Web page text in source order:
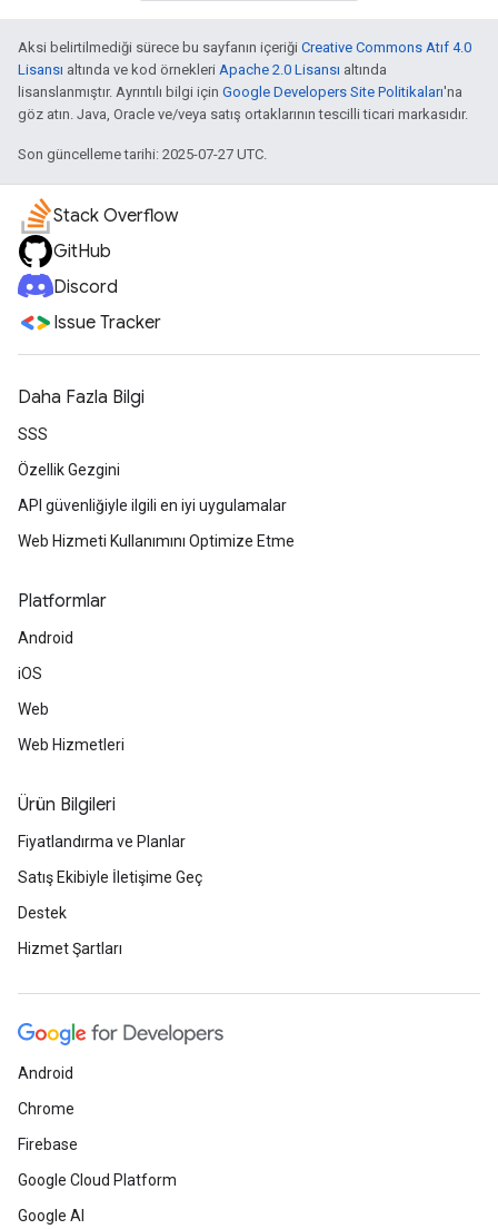
Aksi belirtilmediği sürece bu sayfanın içeriği Creative Commons Atıf 4.0
Lisansı altında ve kod örnekleri Apache 2.0 Lisansı altında
lisanslanmıştır. Ayrıntılı bilgi için Google Developers Site Politikaları'na
göz atın. Java, Oracle ve/veya satış ortaklarının tescilli ticari markasıdır.
Son güncelleme tarihi: 2025-07-27 UTC.
Stack Overflow
GitHub
Discord
Issue Tracker
Daha Fazla Bilgi
SSS
Özellik Gezgini
API güvenliğiyle ilgili en iyi uygulamalar
Web Hizmeti Kullanımını Optimize Etme
Platformlar
Android
iOS
Web
Web Hizmetleri
Ürün Bilgileri
Fiyatlandırma ve Planlar
Satış Ekibiyle İletişime Geç
Destek
Hizmet Şartları
Android
Chrome
Firebase
Google Cloud Platform
Google AI